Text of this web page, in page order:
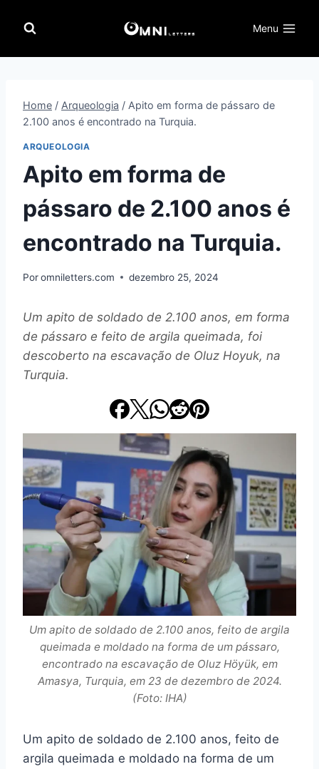
para
Menu
Home / Arqueologia / Apito em forma de pássaro de
2.100 anos é encontrado na Turquia.
ARQUEOLOGIA
Apito em forma de
pássaro de 2.100 anos é
encontrado na Turquia.
Poromniletters.com dezembro 25, 2024
Um apito de soldado de 2.100 anos, em forma
de pássaro e feito de argila queimada, foi
descoberto na escavação de Oluz Hoyuk, na
Turquia.
Um apito de soldado de 2.100 anos, feito de argila
queimada e moldado na forma de um pássaro,
encontrado na escavação de Oluz Höyük, em
Amasya, Turquia, em 23 de dezembro de 2024.
(Foto: IHA)
Um apito de soldado de 2.100 anos, feito de
argila queimada e moldado na forma de um